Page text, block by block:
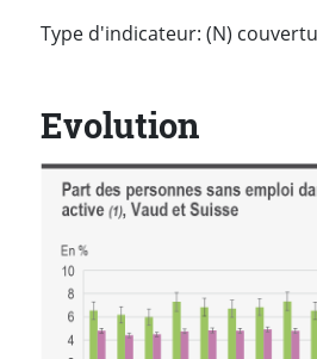
Type d'indicateur: (N)
Evolution